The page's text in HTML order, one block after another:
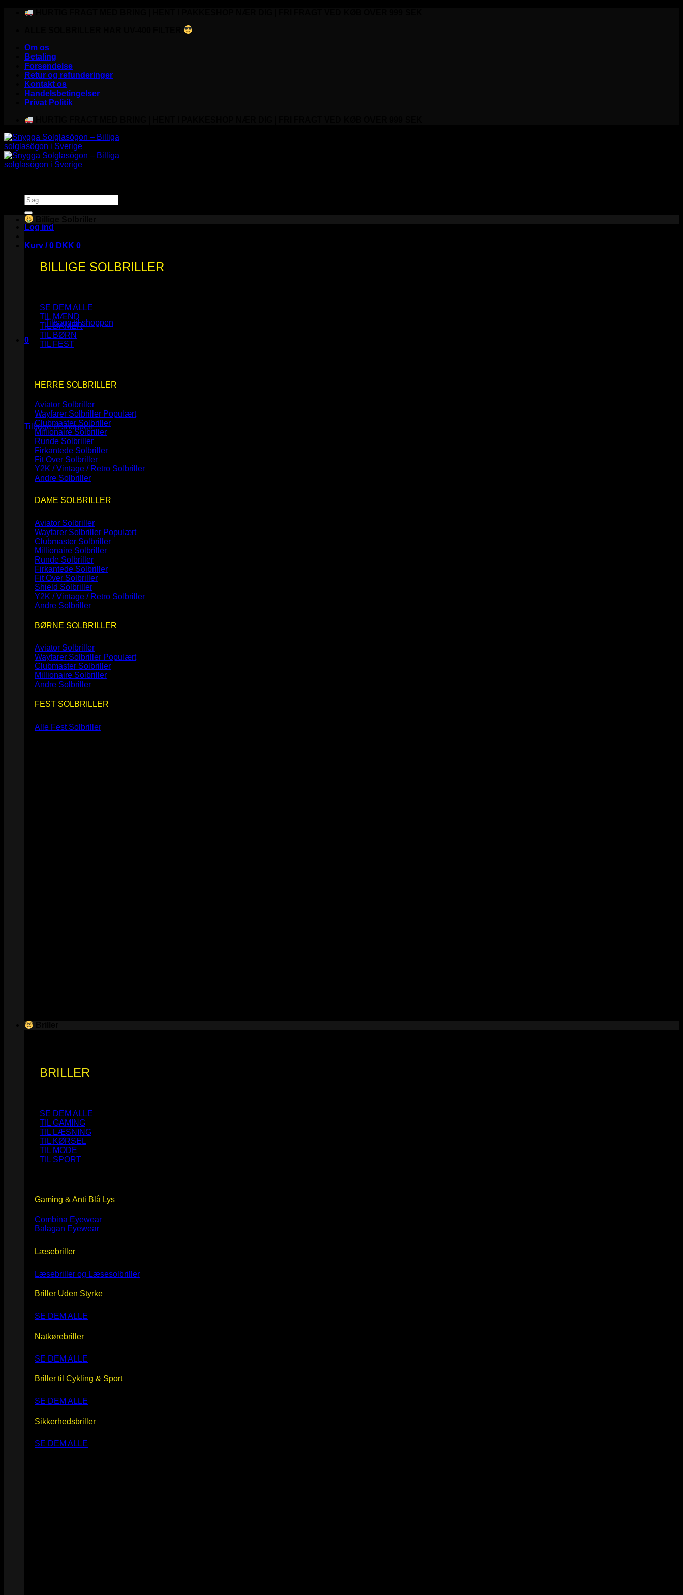
Fortsæt
Om os
Betaling
Forsendelse
Retur og refunderinger
Kontakt os
Handelsbetingelser
Privat Politik
Søg
efter:
Log ind
Kurv /0 DKK 0
Ingen varer i kurven.
Tilbage til shoppen
0
Kurv
Ingen varer i kurven.
Tilbage til shoppen
BILLIGE SOLBRILLER
SE DEM ALLE
TIL MÆND
TIL DAMER
TIL BØRN
TIL FEST
HERRE SOLBRILLER
Aviator Solbriller
Wayfarer Solbriller
Clubmaster Solbriller
Millionaire Solbriller
Runde Solbriller
Firkantede Solbriller
Fit Over Solbriller
Y2K / Vintage / Retro Solbriller
Andre Solbriller
DAME SOLBRILLER
Aviator Solbriller
Wayfarer Solbriller
Clubmaster Solbriller
Millionaire Solbriller
Runde Solbriller
Firkantede Solbriller
Fit Over Solbriller
Shield Solbriller
Y2K / Vintage / Retro Solbriller
Andre Solbriller
BØRNE SOLBRILLER
Aviator Solbriller
Wayfarer Solbriller
Clubmaster Solbriller
Millionaire Solbriller
Andre Solbriller
FEST SOLBRILLER
Alle Fest Solbriller
BRILLER
SE DEM ALLE
TIL GAMING
TIL LÆSNING
TIL KØRSEL
TIL MODE
TIL SPORT
Gaming & Anti Blå Lys
Combina Eyewear
Balagan Eyewear
Læsebriller
Læsebriller og Læsesolbriller
Briller Uden Styrke
SE DEM ALLE
Natkørebriller
SE DEM ALLE
Briller til Cykling & Sport
SE DEM ALLE
Sikkerhedsbriller
SE DEM ALLE